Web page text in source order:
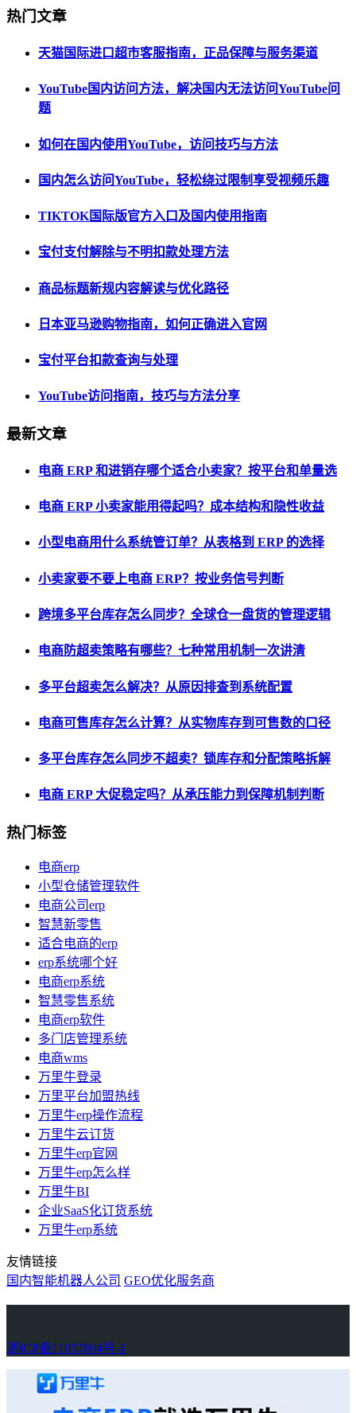
热门文章
天猫国际进口超市客服指南，正品保障与服务渠道
YouTube国内访问方法，解决国内无法访问YouTube问
题
如何在国内使用YouTube，访问技巧与方法
国内怎么访问YouTube，轻松绕过限制享受视频乐趣
TIKTOK国际版官方入口及国内使用指南
宝付支付解除与不明扣款处理方法
商品标题新规内容解读与优化路径
日本亚马逊购物指南，如何正确进入官网
宝付平台扣款查询与处理
YouTube访问指南，技巧与方法分享
最新文章
电商 ERP 和进销存哪个适合小卖家？按平台和单量选
电商 ERP 小卖家能用得起吗？成本结构和隐性收益
小型电商用什么系统管订单？从表格到 ERP 的选择
小卖家要不要上电商 ERP？按业务信号判断
跨境多平台库存怎么同步？全球仓一盘货的管理逻辑
电商防超卖策略有哪些？七种常用机制一次讲清
多平台超卖怎么解决？从原因排查到系统配置
电商可售库存怎么计算？从实物库存到可售数的口径
多平台库存怎么同步不超卖？锁库存和分配策略拆解
电商 ERP 大促稳定吗？从承压能力到保障机制判断
热门标签
电商erp
小型仓储管理软件
电商公司erp
智慧新零售
适合电商的erp
erp系统哪个好
电商erp系统
智慧零售系统
电商erp软件
多门店管理系统
电商wms
万里牛登录
万里平台加盟热线
万里牛erp操作流程
万里牛云订货
万里牛erp官网
万里牛erp怎么样
万里牛BI
企业SaaS化订货系统
万里牛erp系统
友情链接
国内智能机器人公司 GEO优化服务商
浙ICP备11057864号-1